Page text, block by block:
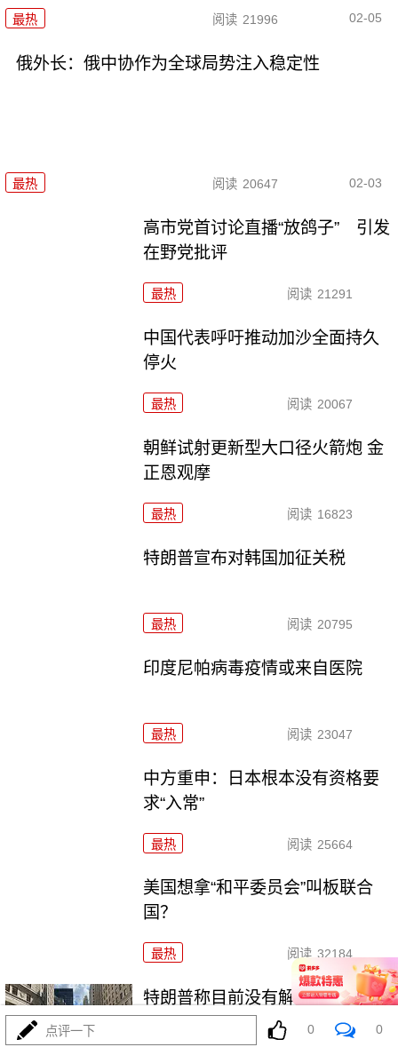
最热 阅读 21996 02-05
俄外长：俄中协作为全球局势注入稳定性
最热 阅读 20647 02-03
高市党首讨论直播“放鸽子” 引发
在野党批评
最热 阅读 21291
中国代表呼吁推动加沙全面持久
停火
最热 阅读 20067
朝鲜试射更新型大口径火箭炮 金
正恩观摩
最热 阅读 16823
特朗普宣布对韩国加征关税
最热 阅读 20795
印度尼帕病毒疫情或来自医院
最热 阅读 23047
中方重申：日本根本没有资格要
求“入常”
最热 阅读 25664
美国想拿“和平委员会”叫板联合
国？
最热 阅读 32184
特朗普称目前没有解除鲍威尔职
点评一下 0 0